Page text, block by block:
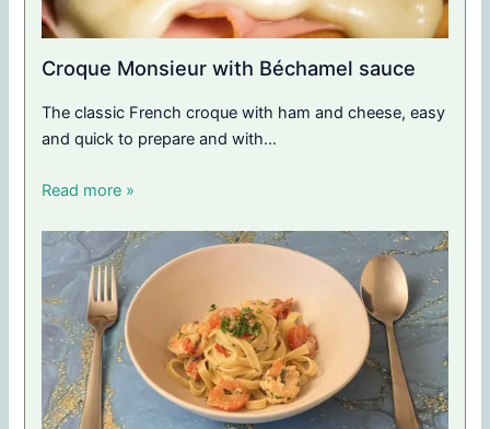
Croque Monsieur with Béchamel sauce
The classic French croque with ham and cheese, easy
and quick to prepare and with…
Read more »